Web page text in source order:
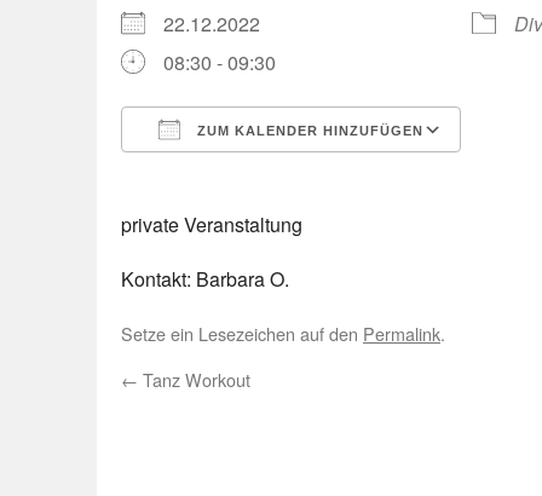
22.12.2022
08:30 - 09:30
ZUM KALENDER HINZUFÜGEN
private Veranstaltung
Kontakt: Barbara O.
Setze ein Lesezeichen auf den Permalink.
← Tanz Workout